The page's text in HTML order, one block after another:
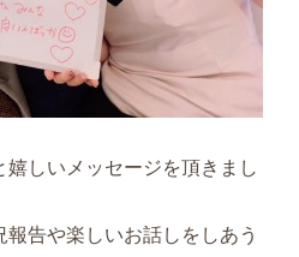
しいメッセージを頂きまし
告や楽しいお話しをしあう